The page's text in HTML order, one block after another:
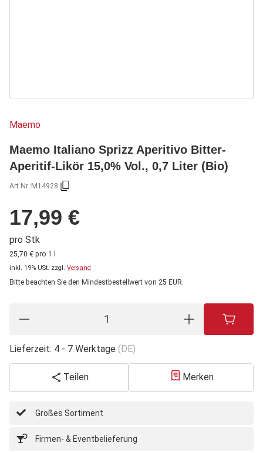
Maemo
Maemo Italiano Sprizz Aperitivo Bitter-
Aperitif-Likör 15,0% Vol., 0,7 Liter (Bio)
Art.Nr.:M14928
17,99 €
pro Stk
25,70 € pro 1 l
inkl. 19% USt. zzgl. Versand
Bitte beachten Sie den Mindestbestellwert von 25 EUR.
Lieferzeit: 4 - 7 Werktage (DE)
Teilen Merken
Großes Sortiment
Firmen- & Eventbelieferung